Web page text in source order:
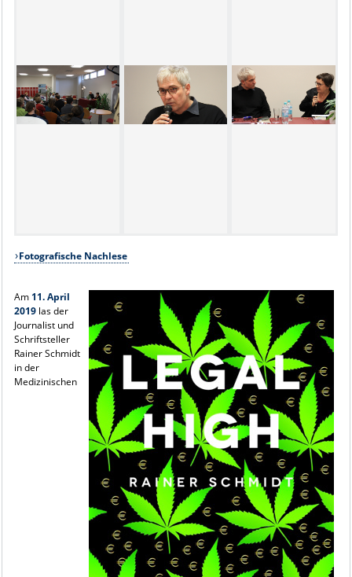
Fotografische Nachlese
Am 11. April
2019las der
Journalist und
Schriftsteller
Rainer Schmidt
in der
Medizinischen